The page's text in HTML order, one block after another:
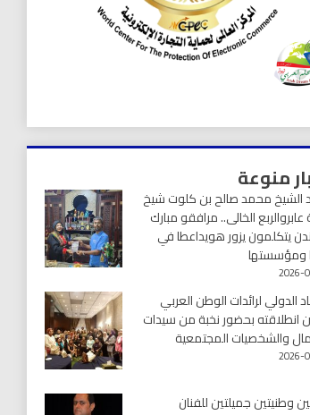
منوعة
الشيخ محمد صالح بن كلوت شيخ
عابروالربع الخالى.. مرافقو مبارك
يتكلمون يزور هويداعطا في
ومؤسستها
2026-
الدولي لرائدات الوطن العربي
انطلاقته بحضور نخبة من سيدات
والشخصيات المجتمعية
2026-
وطنيتين جميلتين للفنان